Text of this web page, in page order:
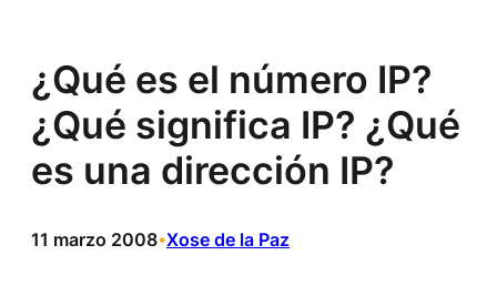
¿Qué es el número IP?
¿Qué significa IP? ¿Qué
es una dirección IP?
11 marzo 2008•Xose de la Paz